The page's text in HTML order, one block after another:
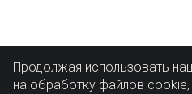
Продолжая использовать
на обработку файлов